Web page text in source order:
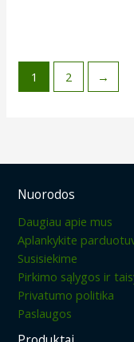
1 2 →
Nuorodos
Daugiau apie mus
Aplankykite
Susisiekime
Pirkimo sąlygos ir
Privatumo politika
Paslaugos